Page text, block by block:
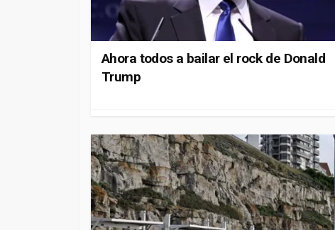
Ahora todos a bailar el rock de Donald
Trump